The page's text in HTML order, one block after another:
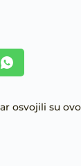
osvojili su